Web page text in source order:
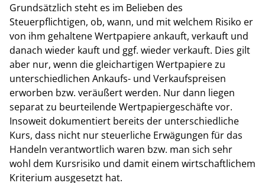
Grundsätzlich steht es im Belieben des
Steuerpflichtigen, ob, wann, und mit welchem Risiko er
von ihm gehaltene Wertpapiere ankauft, verkauft und
danach wieder kauft und ggf. wieder verkauft. Dies gilt
aber nur, wenn die gleichartigen Wertpapiere zu
unterschiedlichen Ankaufs- und Verkaufspreisen
erworben bzw. veräußert werden. Nur dann liegen
separat zu beurteilende Wertpapiergeschäfte vor.
Insoweit dokumentiert bereits der unterschiedliche
Kurs, dass nicht nur steuerliche Erwägungen für das
Handeln verantwortlich waren bzw. man sich sehr
wohl dem Kursrisiko und damit einem wirtschaftlichem
Kriterium ausgesetzt hat.